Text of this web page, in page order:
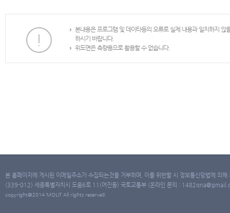
본내용은 프로그램 및 데이타등의 오류로 실제 내용과 일치하지
하시기 바랍니다.
위도면은 측량용으로 활용할 수 없습니다.
본 홈페이지에 게시된 이메일주소가 수집되는것을 거부하며, 이를 위반할 시 정보통신망법에 의
(339-012) 세종특별자치시 도움6로 11(어진동) 국토교통부 (온라인 문의 :
copyright@2014 MOLIT All rights reserved.